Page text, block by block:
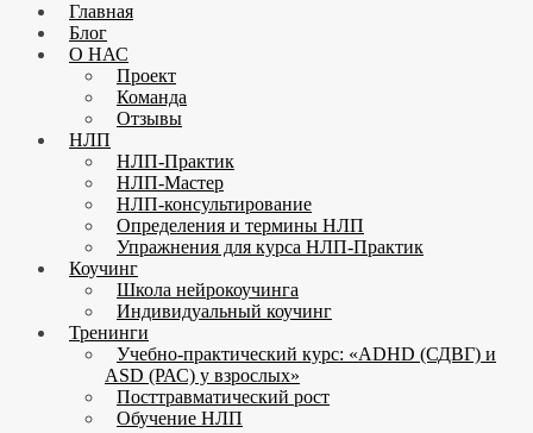
Главная
Блог
О НАС
Проект
Команда
Отзывы
НЛП
НЛП-Практик
НЛП-Мастер
НЛП-консультирование
Определения и термины НЛП
Упражнения для курса НЛП-Практик
Коучинг
Школа нейрокоучинга
Индивидуальный коучинг
Тренинги
Учебно-практический курс: «ADHD (СДВГ) и
ASD (РАС) у взрослых»
Посттравматический рост
Обучение НЛП